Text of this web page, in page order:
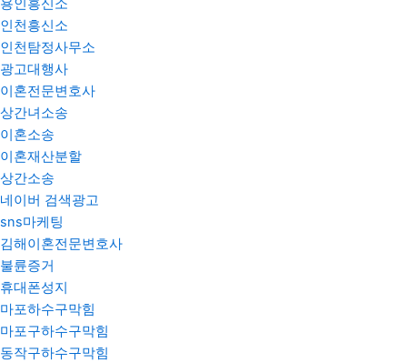
용인흥신소
인천흥신소
인천탐정사무소
광고대행사
이혼전문변호사
상간녀소송
이혼소송
이혼재산분할
상간소송
네이버 검색광고
sns마케팅
김해이혼전문변호사
불륜증거
휴대폰성지
마포하수구막힘
마포구하수구막힘
동작구하수구막힘